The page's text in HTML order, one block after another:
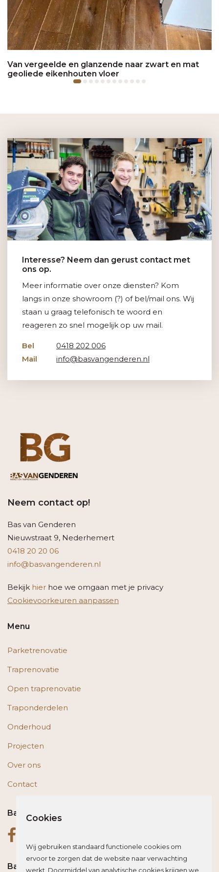
Van vergeelde en glanzende naar zwart en mat
geoliede eikenhouten vloer
Interesse? Neem dan gerust contact met
ons op.
Meer informatie over onze diensten? Kom
langs in onze showroom (?) of bel/mail ons. Wij
staan u graag telefonisch te woord en
reageren zo snel mogelijk op uw mail.
Bel
0418 202 006
Mail
info@basvangenderen.nl
Neem contact op!
Bas van Genderen
Nieuwstraat 9, Nederhemert
0418 20 20 06
info@basvangenderen.nl
Bekijk hier hoe we omgaan met je privacy
Cookievoorkeuren aanpassen
Menu
Parketrenovatie
Traprenovatie
Open traprenovatie
Traponderdelen
Onderhoud
Projecten
Over ons
Contact
Bas op social media
Bas blogt
Cookies
Wij gebruiken standaard functionele cookies om
ervoor te zorgen dat de website naar verwachting
werkt. Doormiddel van analytische cookies krijgen we